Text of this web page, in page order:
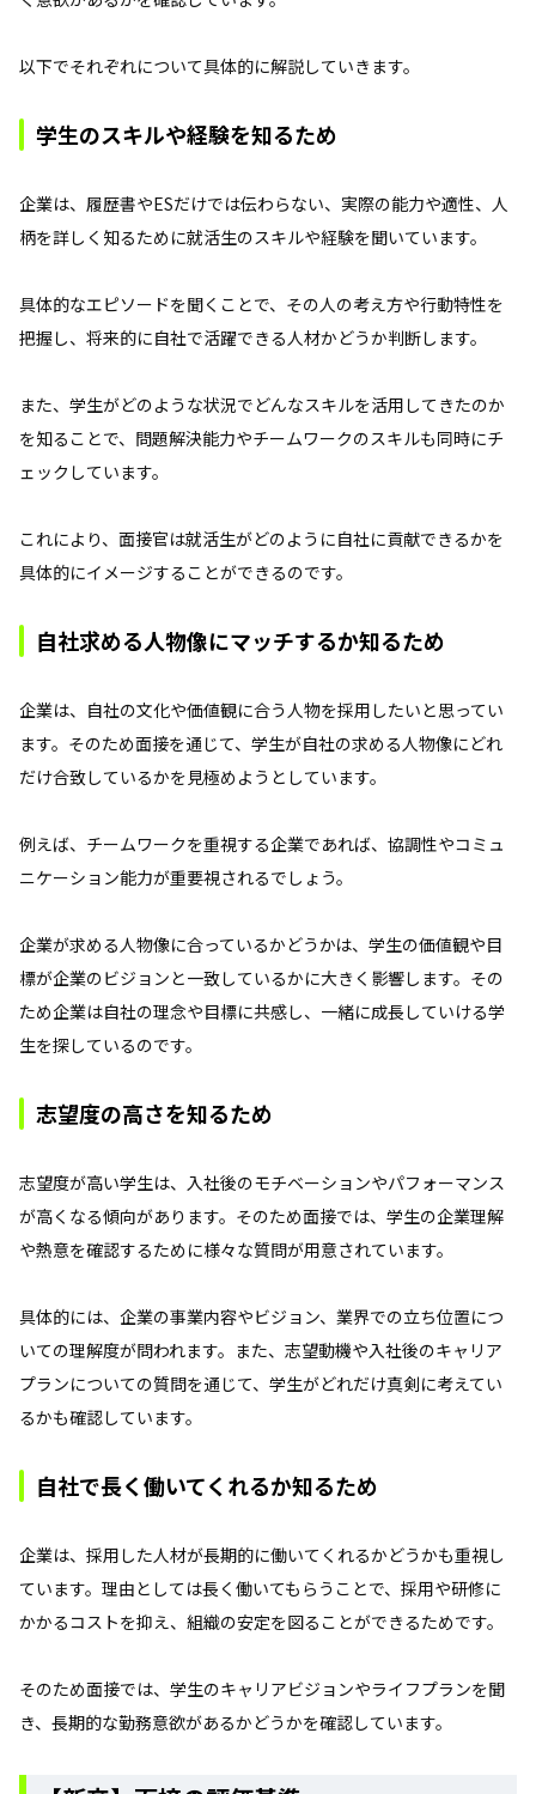
以下でそれぞれについて具体的に解説していきます。
学生のスキルや経験を知るため
企業は、履歴書やESだけでは伝わらない、実際の能力や適性、人
柄を詳しく知るために就活生のスキルや経験を聞いています。
具体的なエピソードを聞くことで、その人の考え方や行動特性を
把握し、将来的に自社で活躍できる人材かどうか判断します。
また、学生がどのような状況でどんなスキルを活用してきたのか
を知ることで、問題解決能力やチームワークのスキルも同時にチ
ェックしています。
これにより、面接官は就活生がどのように自社に貢献できるかを
具体的にイメージすることができるのです。
自社求める人物像にマッチするか知るため
企業は、自社の文化や価値観に合う人物を採用したいと思ってい
ます。そのため面接を通じて、学生が自社の求める人物像にどれ
だけ合致しているかを見極めようとしています。
例えば、チームワークを重視する企業であれば、協調性やコミュ
ニケーション能力が重要視されるでしょう。
企業が求める人物像に合っているかどうかは、学生の価値観や目
標が企業のビジョンと一致しているかに大きく影響します。その
ため企業は自社の理念や目標に共感し、一緒に成長していける学
生を探しているのです。
志望度の高さを知るため
志望度が高い学生は、入社後のモチベーションやパフォーマンス
が高くなる傾向があります。そのため面接では、学生の企業理解
や熱意を確認するために様々な質問が用意されています。
具体的には、企業の事業内容やビジョン、業界での立ち位置につ
いての理解度が問われます。また、志望動機や入社後のキャリア
プランについての質問を通じて、学生がどれだけ真剣に考えてい
るかも確認しています。
自社で長く働いてくれるか知るため
企業は、採用した人材が長期的に働いてくれるかどうかも重視し
ています。理由としては長く働いてもらうことで、採用や研修に
かかるコストを抑え、組織の安定を図ることができるためです。
そのため面接では、学生のキャリアビジョンやライフプランを聞
き、長期的な勤務意欲があるかどうかを確認しています。